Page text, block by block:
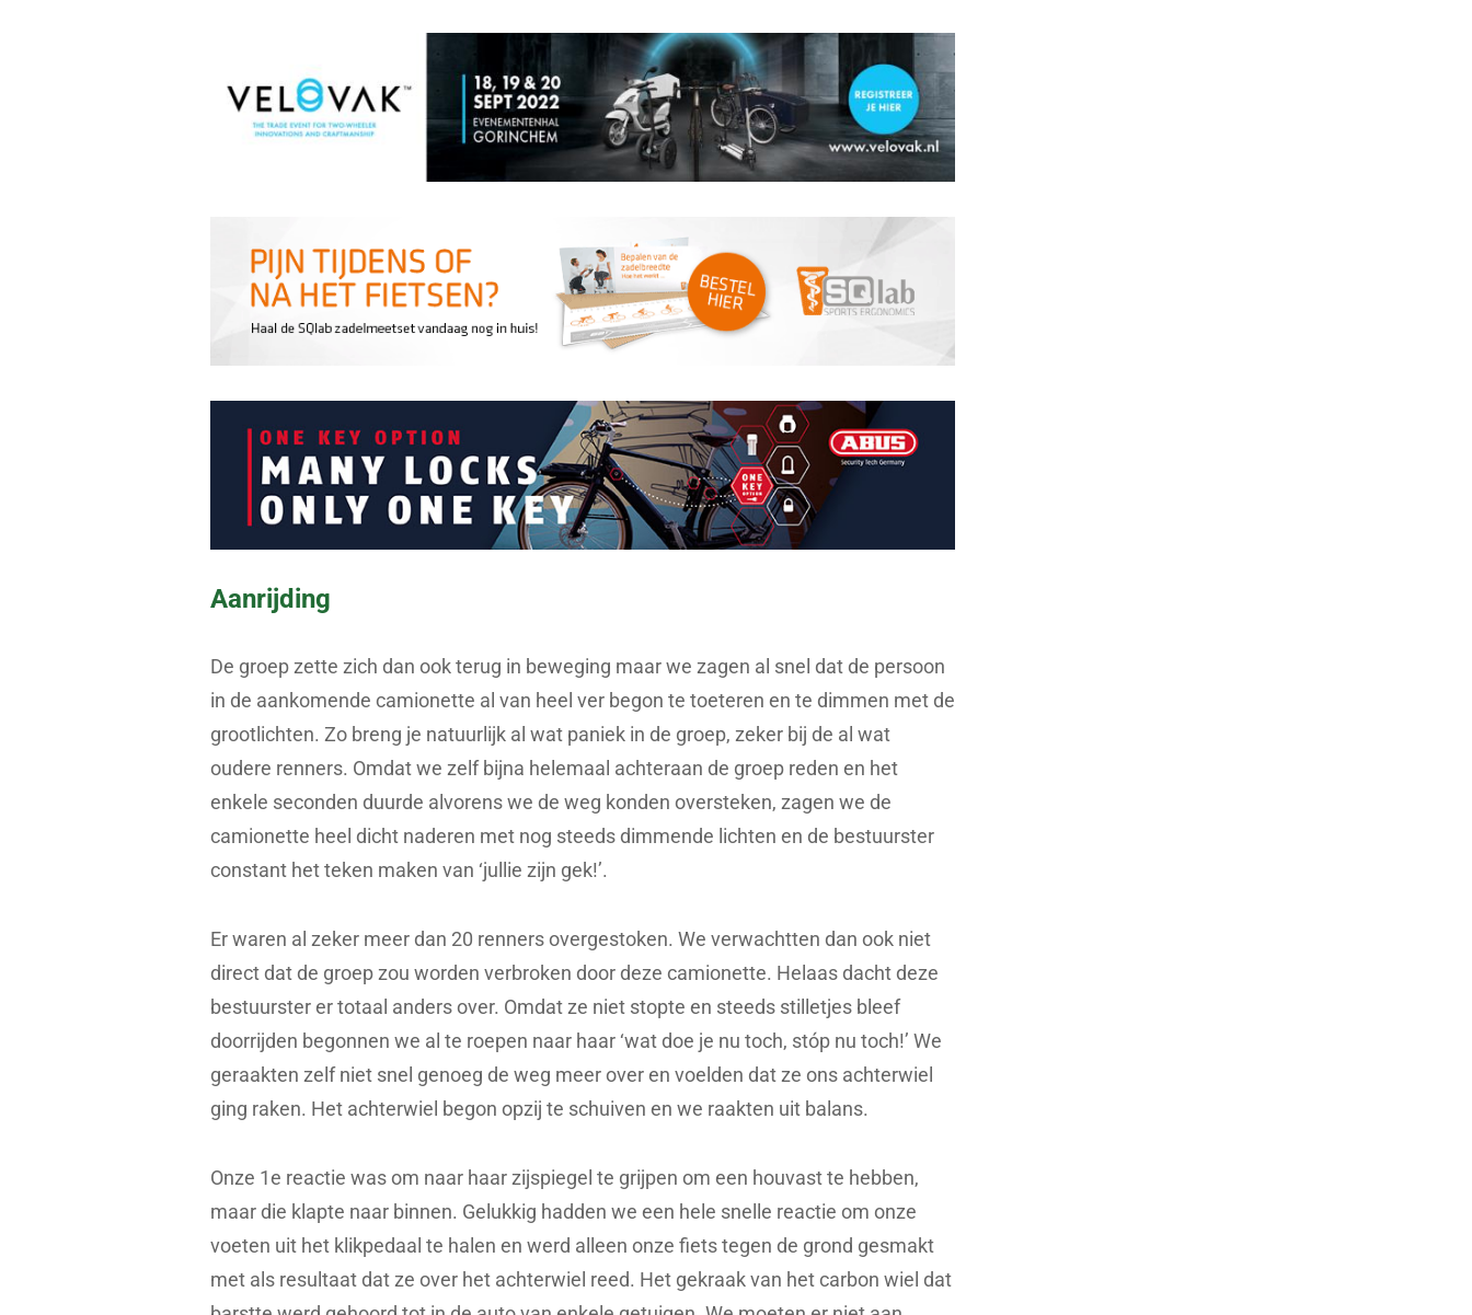
Aanrijding
De groep zette zich dan ook terug in beweging maar we zagen al snel dat de persoon
in de aankomende camionette al van heel ver begon te toeteren en te dimmen met de
grootlichten. Zo breng je natuurlijk al wat paniek in de groep, zeker bij de al wat
oudere renners. Omdat we zelf bijna helemaal achteraan de groep reden en het
enkele seconden duurde alvorens we de weg konden oversteken, zagen we de
camionette heel dicht naderen met nog steeds dimmende lichten en de bestuurster
constant het teken maken van ‘jullie zijn gek!’.
Er waren al zeker meer dan 20 renners overgestoken. We verwachtten dan ook niet
direct dat de groep zou worden verbroken door deze camionette. Helaas dacht deze
bestuurster er totaal anders over. Omdat ze niet stopte en steeds stilletjes bleef
doorrijden begonnen we al te roepen naar haar ‘wat doe je nu toch, stóp nu toch!’ We
geraakten zelf niet snel genoeg de weg meer over en voelden dat ze ons achterwiel
ging raken. Het achterwiel begon opzij te schuiven en we raakten uit balans.
Onze 1e reactie was om naar haar zijspiegel te grijpen om een houvast te hebben,
maar die klapte naar binnen. Gelukkig hadden we een hele snelle reactie om onze
voeten uit het klikpedaal te halen en werd alleen onze fiets tegen de grond gesmakt
met als resultaat dat ze over het achterwiel reed. Het gekraak van het carbon wiel dat